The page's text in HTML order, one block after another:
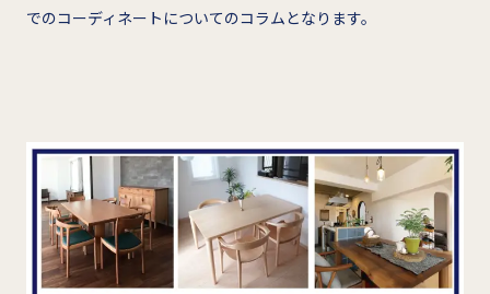
でのコーディネートについてのコラムとなります。